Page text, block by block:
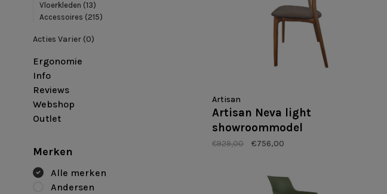
Vloerkleden (13)
Accessoires (215)
Acties Varier(0)
Ergonomie
Info
Reviews
Webshop
Outlet
Merken
Alle merken
Andersen
Artisan
Artisan Neva light
showroommodel
€929,00 €756,00